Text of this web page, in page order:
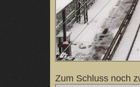
Zum Schluss noch